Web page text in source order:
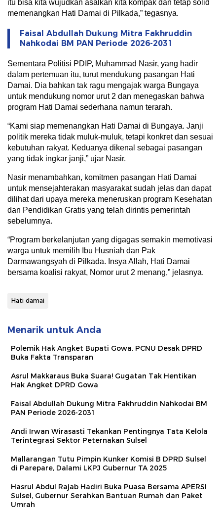
itu bisa kita wujudkan asalkan kita kompak dan tetap solid
memenangkan Hati Damai di Pilkada,” tegasnya.
Faisal Abdullah Dukung Mitra Fakhruddin
Nahkodai BM PAN Periode 2026-2031
Sementara Politisi PDIP, Muhammad Nasir, yang hadir
dalam pertemuan itu, turut mendukung pasangan Hati
Damai. Dia bahkan tak ragu mengajak warga Bungaya
untuk mendukung nomor urut 2 dan menegaskan bahwa
program Hati Damai sederhana namun terarah.
“Kami siap memenangkan Hati Damai di Bungaya. Janji
politik mereka tidak muluk-muluk, tetapi konkret dan sesuai
kebutuhan rakyat. Keduanya dikenal sebagai pasangan
yang tidak ingkar janji,” ujar Nasir.
Nasir menambahkan, komitmen pasangan Hati Damai
untuk mensejahterakan masyarakat sudah jelas dan dapat
dilihat dari upaya mereka meneruskan program Kesehatan
dan Pendidikan Gratis yang telah dirintis pemerintah
sebelumnya.
“Program berkelanjutan yang digagas semakin memotivasi
warga untuk memilih Ibu Husniah dan Pak
Darmawangsyah di Pilkada. Insya Allah, Hati Damai
bersama koalisi rakyat, Nomor urut 2 menang,” jelasnya.
Hati damai
Menarik untuk Anda
Polemik Hak Angket Bupati Gowa, PCNU Desak DPRD
Buka Fakta Transparan
Asrul Makkaraus Buka Suara! Gugatan Tak Hentikan
Hak Angket DPRD Gowa
Faisal Abdullah Dukung Mitra Fakhruddin Nahkodai BM
PAN Periode 2026-2031
Andi Irwan Wirasasti Tekankan Pentingnya Tata Kelola
Terintegrasi Sektor Peternakan Sulsel
Mallarangan Tutu Pimpin Kunker Komisi B DPRD Sulsel
di Parepare, Dalami LKPJ Gubernur TA 2025
Hasrul Abdul Rajab Hadiri Buka Puasa Bersama APERSI
Sulsel, Gubernur Serahkan Bantuan Rumah dan Paket
Umrah